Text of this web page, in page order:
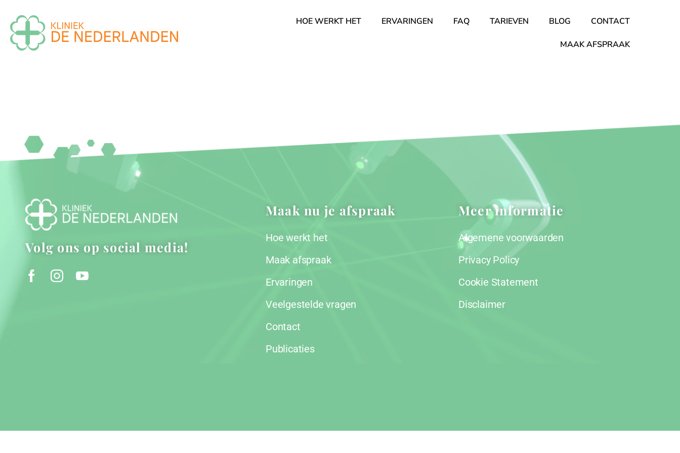
HOE WERKT HET ERVARINGEN FAQ TARIEVEN BLOG CONTACT
MAAK AFSPRAAK
Volg ons op social media!
Maak nu je afspraak
Hoe werkt het
Maak afspraak
Ervaringen
Veelgestelde vragen
Contact
Publicaties
Meer informatie
Algemene voorwaarden
Privacy Policy
Cookie Statement
Disclaimer